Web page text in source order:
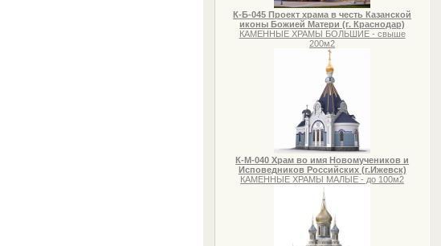
К-Б-045 Проект храма в честь Казанской
иконы Божией Матери (г. Краснодар)
КАМЕННЫЕ ХРАМЫ БОЛЬШИЕ - свыше
200м2
К-М-040 Храм во имя Новомучеников и
Исповедников Российских (г.Ижевск)
КАМЕННЫЕ ХРАМЫ МАЛЫЕ - до 100м2